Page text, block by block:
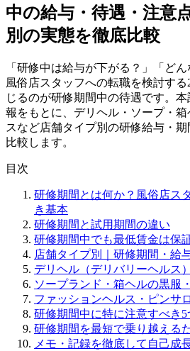
中の給与・待遇・注意
別の実態を徹底比較
「研修中は給与が下がる？」「ど
風俗店スタッフへの転職を検討す
じるのが研修期間中の待遇です。
報をもとに、デリヘル・ソープ・
スなど店舗タイプ別の研修給与・
比較します。
目次
研修期間とは何か？風俗店ス
き基本
研修期間と試用期間の違い
研修期間中でも最低賃金は保
店舗タイプ別｜研修期間・給
デリヘル（デリバリーヘルス
ソープランド・箱ヘルの黒服
ファッションヘルス・ピンサ
研修期間中に特に注意すべき5
研修期間を最短で乗り越える
メモ・記録を徹底して自己成